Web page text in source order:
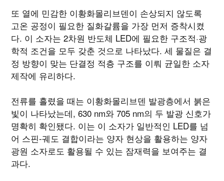
또 열에 민감한 이황화몰리브덴이 손상되지 않도록
고온 공정이 필요한 질화갈륨을 가장 먼저 증착시켰
다. 이 소자는 2차원 반도체 LED에 필요한 구조적·광
학적 조건을 모두 갖춘 것으로 나타났다. 세 물질은 결
정 방향이 맞는 단결정 적층 구조를 이뤄 균일한 소자
제작에 유리하다.
전류를 흘렸을 때는 이황화몰리브덴 발광층에서 붉은
빛이 나타났는데, 630 nm와 705 nm의 두 발광 신호가
명확히 확인됐다. 이는 이 소자가 일반적인 LED를 넘
어 스핀-궤도 결합이라는 양자 현상을 활용하는 양자
광원 소자로도 활용될 수 있는 잠재력을 보여주는 결
과다.